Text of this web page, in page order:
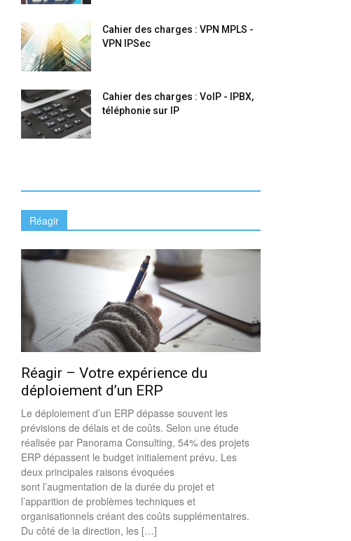
Cahier des charges : VPN MPLS -
VPN IPSec
Cahier des charges : VoIP - IPBX,
téléphonie sur IP
Réagir
Réagir – Votre expérience du
déploiement d’un ERP
Le déploiement d’un ERP dépasse souvent les
prévisions de délais et de coûts. Selon une étude
réalisée par Panorama Consulting, 54% des projets
ERP dépassent le budget initialement prévu. Les
deux principales raisons évoquées
sont l’augmentation de la durée du projet et
l’apparition de problèmes techniques et
organisationnels créant des coûts supplémentaires.
Du côté de la direction, les […]